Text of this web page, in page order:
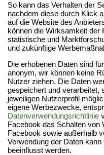
So kann das Verhalten der
nachdem diese durch Klick
auf die Website des
können die Wirksamkeit der
statistische und
und zukünftige
Die erhobenen Daten sind
anonym, wir können keine
Nutzer ziehen. Die Daten
gespeichert und verarbeitet,
jeweiligen Nutzerprofil
eigene Werbezwecke,
Datenverwendungsrichtlinie
Facebook das Schalten von
Facebook sowie außerhalb
Verwendung der Daten
beeinflusst werden.